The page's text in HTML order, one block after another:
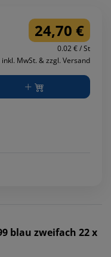
24,70 €
0.02 € / St
inkl. MwSt. & zzgl. Versand
blau zweifach 22 x